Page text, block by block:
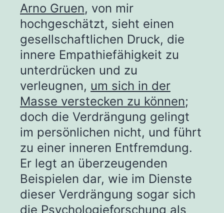
Arno Gruen, von mir
hochgeschätzt, sieht einen
gesellschaftlichen Druck, die
innere Empathiefähigkeit zu
unterdrücken und zu
verleugnen, um sich in der
Masse verstecken zu können;
doch die Verdrängung gelingt
im persönlichen nicht, und führt
zu einer inneren Entfremdung.
Er legt an überzeugenden
Beispielen dar, wie im Dienste
dieser Verdrängung sogar sich
die Psychologieforschung als